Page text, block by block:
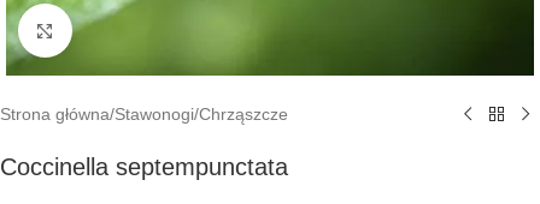
Click to enlarge
Strona główna/Stawonogi/Chrząszcze
Coccinella septempunctata